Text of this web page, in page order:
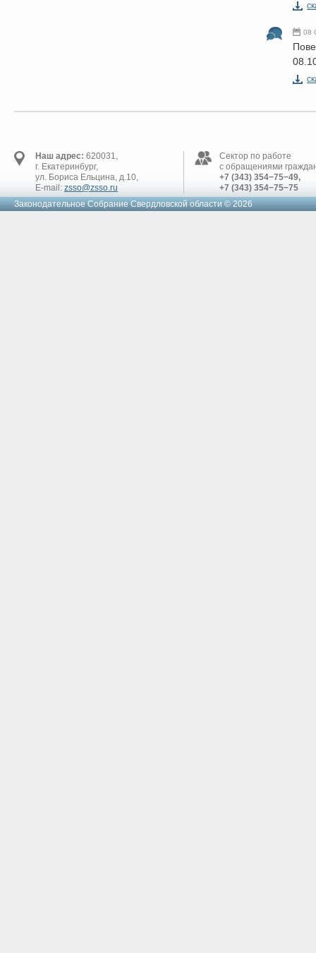
08
Наш адрес: 620031,
г. Екатеринбург,
ул. Бориса Ельцина, д.10,
E-mail: zsso@zsso.ru
Сектор по работе
с обращениями
+7 (343) 354−75−49,
+7 (343) 354−75−75
Законодательное Cобрание Свердловской области © 2026